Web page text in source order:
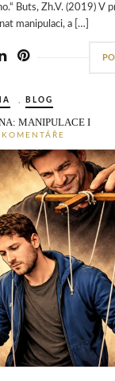
Buts, Zh.V. (2019) V
manipulaci, a […]
BLOG
MANIPULACE I